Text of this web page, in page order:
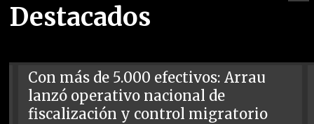
Destacados
Con más de 5.000 efectivos: Arrau
lanzó operativo nacional de
fiscalización y control migratorio